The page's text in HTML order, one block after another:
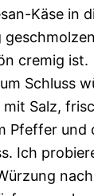
Käse in
cremig ist.
Schluss
mit Salz,
Pfeffer und
Ich